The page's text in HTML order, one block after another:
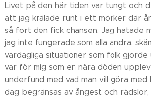
Livet på den här tiden var tungt och
att jag krälade runt i ett mörker där
så fort den fick chansen. Jag hatade
jag inte fungerade som alla andra,
vardagliga situationer som folk
var för mig som en nära döden
underfund med vad man vill göra med
dag begränsas av ångest och